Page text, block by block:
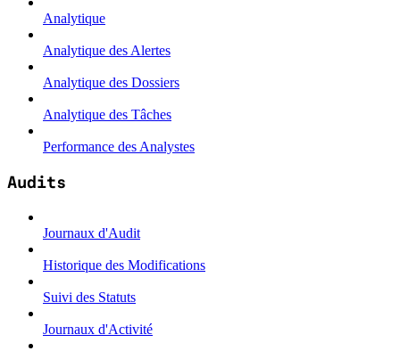
Analytique
Analytique des Alertes
Analytique des Dossiers
Analytique des Tâches
Performance des Analystes
Audits
Journaux d'Audit
Historique des Modifications
Suivi des Statuts
Journaux d'Activité